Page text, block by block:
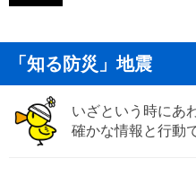
「知る防災」地震
いざという時にあ
確かな情報と行動